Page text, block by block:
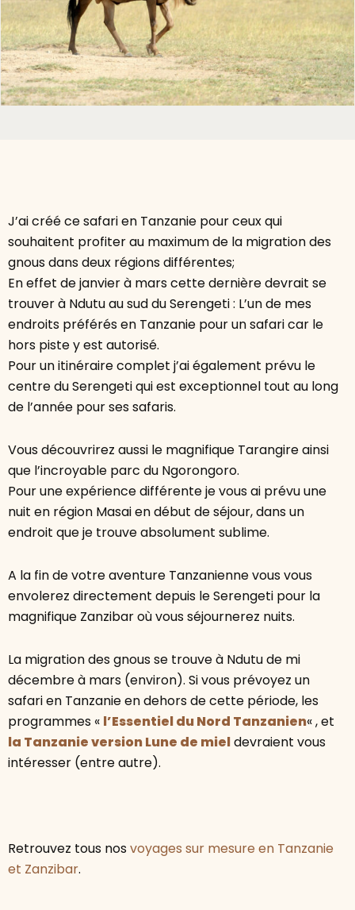
❮
J’ai créé ce safari en Tanzanie pour ceux qui
souhaitent profiter au maximum de la migration des
gnous dans deux régions différentes;
En effet de janvier à mars cette dernière devrait se
trouver à Ndutu au sud du Serengeti : L’un de mes
endroits préférés en Tanzanie pour un safari car le
hors piste y est autorisé.
Pour un itinéraire complet j’ai également prévu le
centre du Serengeti qui est exceptionnel tout au long
de l’année pour ses safaris.
Vous découvrirez aussi le magnifique Tarangire ainsi
que l’incroyable parc du Ngorongoro.
Pour une expérience différente je vous ai prévu une
nuit en région Masai en début de séjour, dans un
endroit que je trouve absolument sublime.
A la fin de votre aventure Tanzanienne vous vous
envolerez directement depuis le Serengeti pour la
magnifique Zanzibar où vous séjournerez nuits.
La migration des gnous se trouve à Ndutu de mi
décembre à mars (environ). Si vous prévoyez un
safari en Tanzanie en dehors de cette période, les
programmes « l’Essentiel du Nord Tanzanien« , et
la Tanzanie version Lune de mieldevraient vous
intéresser (entre autre).
Retrouvez tous nosvoyages sur mesure en Tanzanie
et Zanzibar.